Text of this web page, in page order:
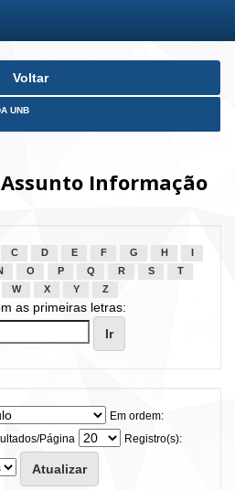
Voltar
UNB
Informação
C D E F G H
O P Q R S
T
W X Y Z
as primeiras letras:
Em ordem:
Página
Registro(s):